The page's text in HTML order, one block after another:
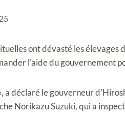
ont dévasté les
l'aide du gouvernement
a déclaré le gouverneur
Norikazu Suzuki, qui a